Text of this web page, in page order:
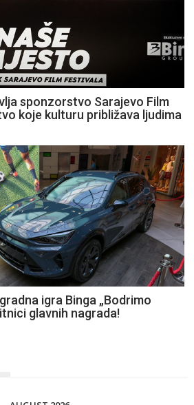
sponzorstvo Sarajevo Film
koje kulturu približava ljudima
igra Binga „Bodrimo
glavnih nagrada!